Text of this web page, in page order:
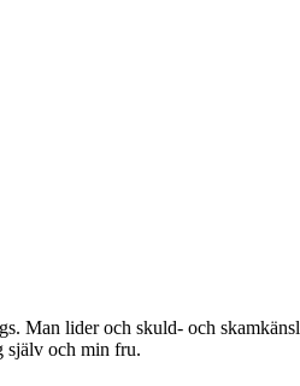
Man lider och skuld- och
själv och min fru.